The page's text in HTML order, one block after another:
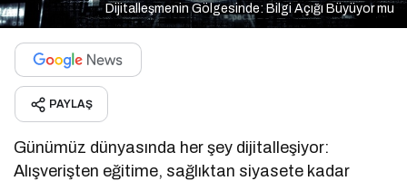
Dijitalleşmenin Gölgesinde: Bilgi Açığı Büyüyor mu
PAYLAŞ
Günümüz dünyasında her şey dijitalleşiyor:
Alışverişten eğitime, sağlıktan siyasete kadar